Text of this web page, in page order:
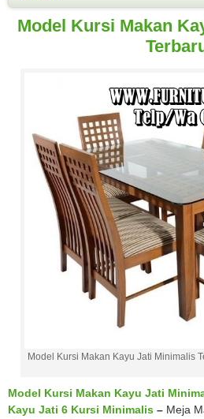
Model Kursi Makan
Model Kursi Makan Kayu Jati Minimalis
Model Kursi Makan Kayu Jati
Kayu Jati 6 Kursi Minimalis – Meja